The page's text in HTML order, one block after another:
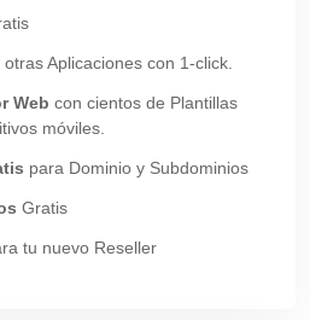
otras Aplicaciones con 1-click.
Web con cientos de Plantillas
móviles.
para Dominio y Subdominios
Gratis
tu nuevo Reseller